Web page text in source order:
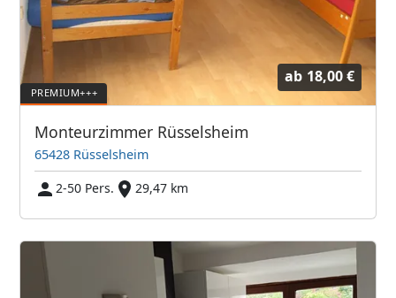
ab 18,00 €
Monteurzimmer Rüsselsheim
65428 Rüsselsheim
2-50 Pers.
29,47 km